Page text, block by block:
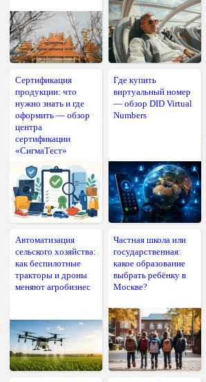
Сертификация
продукции: что
нужно знать и где
оформить — обзор
центра
сертификации
«СигмаТест»
Где купить
виртуальный номер
— обзор DID Virtual
Numbers
Автоматизация
сельского хозяйства:
как беспилотные
тракторы и дроны
меняют агробизнес
Частная школа или
государственная:
какое образование
выбрать ребёнку в
Москве?